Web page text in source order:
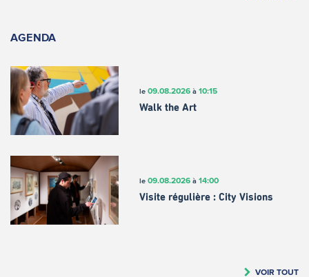
AGENDA
le 09.08.2026à 10:15
Walk the Art
le 09.08.2026à 14:00
Visite régulière : City Visions
VOIR TOUT